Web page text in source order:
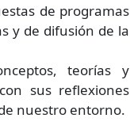
de programas
y de difusión de la
teorías y
sus reflexiones
nuestro entorno.